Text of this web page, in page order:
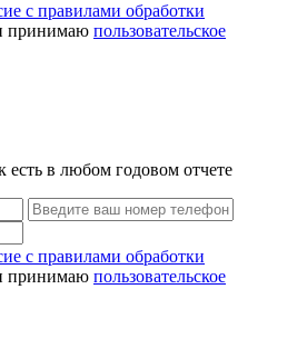
с правилами обработки
принимаю пользовательское
в любом годовом отчете
с правилами обработки
принимаю пользовательское